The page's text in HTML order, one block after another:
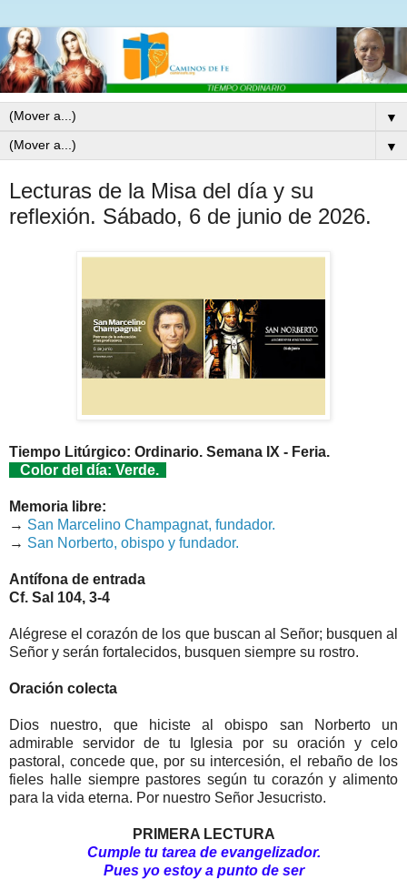
▼
▼
Lecturas de la Misa del día y su
reflexión. Sábado, 6 de junio de 2026.
Tiempo Litúrgico: Ordinario. Semana IX - Feria.
Color del día: Verde.
Memoria libre:
→ San Marcelino Champagnat, fundador.
→ San Norberto, obispo y fundador.
Antífona de entrada
Cf. Sal 104, 3-4
Alégrese el corazón de los que buscan al Señor; busquen al
Señor y serán fortalecidos, busquen siempre su rostro.
Oración colecta
Dios nuestro, que hiciste al obispo san Norberto un
admirable servidor de tu Iglesia por su oración y celo
pastoral, concede que, por su intercesión, el rebaño de los
fieles halle siempre pastores según tu corazón y alimento
para la vida eterna. Por nuestro Señor Jesucristo.
PRIMERA LECTURA
Cumple tu tarea de evangelizador.
Pues yo estoy a punto de ser